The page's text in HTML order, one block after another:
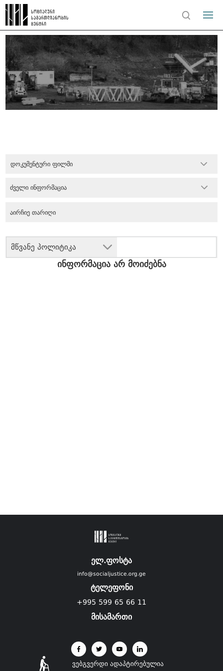
დოკუმენტური ფილმი
მწვანე პოლიტიკა
ძველი ინფორმაცია
ინფორმაცია არ მოიძებნა
ელ.ფოსტა
info@socialjustice.org.ge
ტელეფონი
+995 599 65 66 11
მისამართი
ვებგვერდი ადაპტირებულია